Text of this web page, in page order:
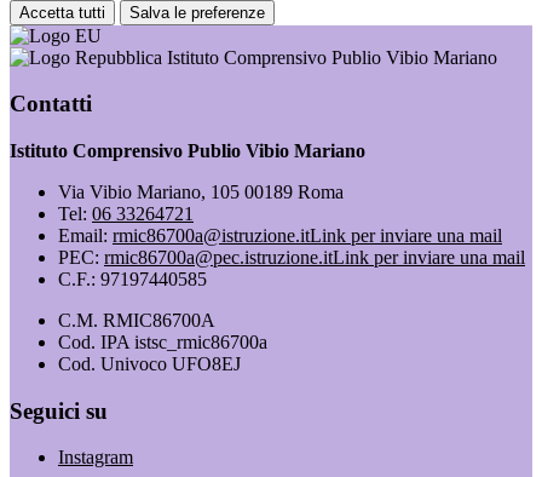
Accetta tutti Salva le preferenze
Istituto Comprensivo Publio Vibio Mariano
Contatti
Istituto Comprensivo Publio Vibio Mariano
Via Vibio Mariano, 105 00189 Roma
Tel: 06 33264721
Email: rmic86700a@istruzione.itLink per inviare una mail
PEC: rmic86700a@pec.istruzione.itLink per inviare una mail
C.F.: 97197440585
C.M. RMIC86700A
Cod. IPA istsc_rmic86700a
Cod. Univoco UFO8EJ
Seguici su
Instagram